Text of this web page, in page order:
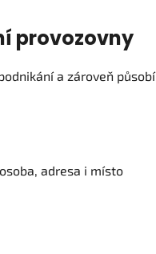
provozovny
a zároveň působí
adresa i místo